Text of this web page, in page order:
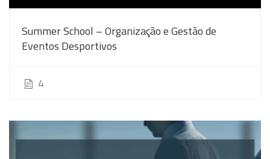
Summer School – Organização e Gestão de
Eventos Desportivos
4